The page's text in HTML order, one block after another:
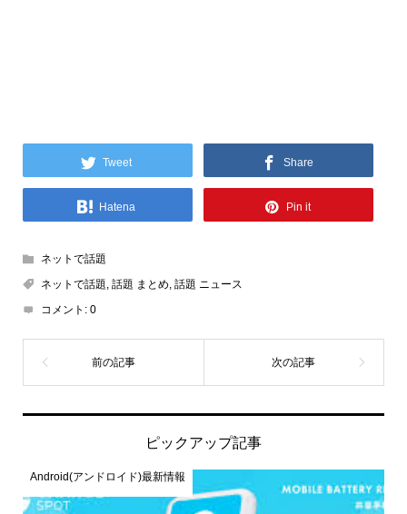
Tweet Share
Hatena Pin it
ネットで話題
ネットで話題, 話題 まとめ, 話題 ニュース
コメント: 0
ピックアップ記事
Android(アンドロイド)最新情報